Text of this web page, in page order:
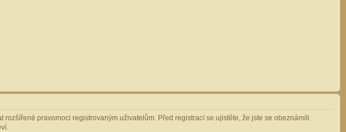
pravomoci registrovaným uživatelům. Před registrací se ujistěte, že jste se obeznámili